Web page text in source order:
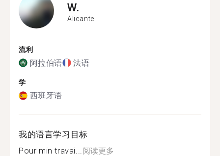
W.
Alicante
流利
阿拉伯语 法语
学
西班牙语
我的语言学习目标
Pour min travai...阅读更多